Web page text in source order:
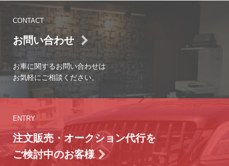
CONTACT
お問い合わせ
お車に関するお問い合わせは
お気軽にご相談ください。
ENTRY
注文販売・オークション代行を
ご検討中のお客様